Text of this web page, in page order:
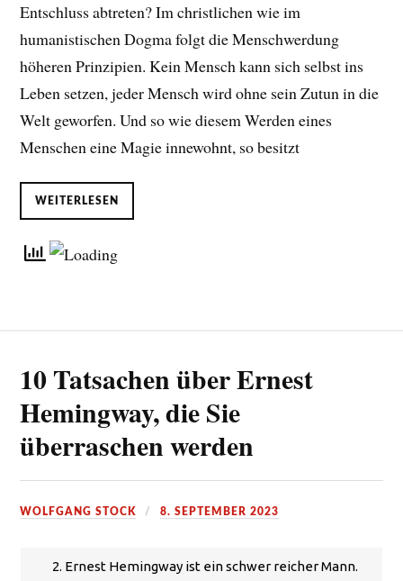
Entschluss abtreten? Im christlichen wie im
humanistischen Dogma folgt die Menschwerdung
höheren Prinzipien. Kein Mensch kann sich selbst ins
Leben setzen, jeder Mensch wird ohne sein Zutun in die
Welt geworfen. Und so wie diesem Werden eines
Menschen eine Magie innewohnt, so besitzt
WEITERLESEN
10 Tatsachen über Ernest
Hemingway, die Sie
überraschen werden
WOLFGANG STOCK 8. SEPTEMBER 2023
2. Ernest Hemingway ist ein schwer reicher Mann.